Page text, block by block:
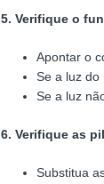
5. Verifique o
Apontar o
Se a luz do
Se a luz
6. Verifique as
Substitua